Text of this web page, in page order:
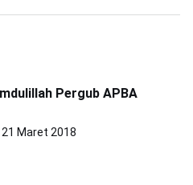
Pergub APBA
21 Maret 2018